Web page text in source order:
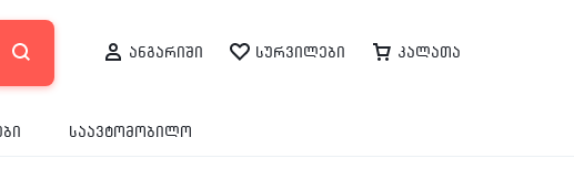
ანგარიში სურვილები კალათა
საავტომობილო